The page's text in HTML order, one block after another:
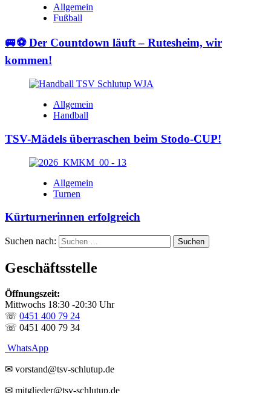
Allgemein
Fußball
🚐⚽ Der Countdown läuft – Rutesheim, wir
kommen!
Allgemein
Handball
TSV-Mädels überraschen beim Stodo-CUP!
Allgemein
Turnen
Kürturnerinnen erfolgreich
Suchen nach:
Geschäftsstelle
Öffnungszeit:
Mittwochs 18:30 -20:30 Uhr
☏ 0451 400 79 24
☏ 0451 400 79 34
WhatsApp
✉ vorstand@tsv-schlutup.de
✉ mitglieder@tsv-schlutup.de